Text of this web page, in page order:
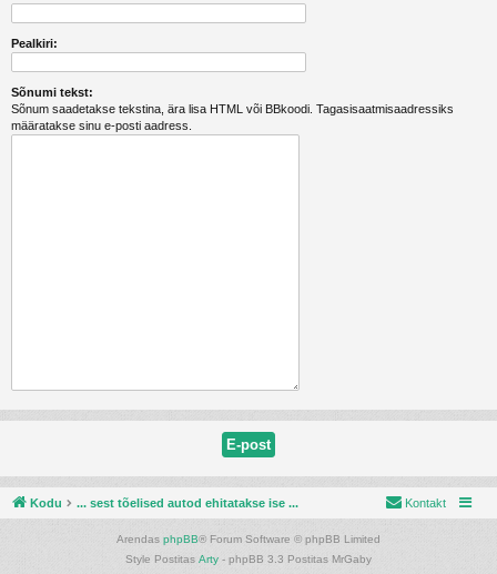
Pealkiri:
Sõnumi tekst:
Sõnum saadetakse tekstina, ära lisa HTML või BBkoodi. Tagasisaatmisaadressiks
määratakse sinu e-posti aadress.
Kodu ... sest tõelised autod ehitatakse ise ... Kontakt
Arendas phpBB® Forum Software © phpBB Limited
Style Postitas Arty - phpBB 3.3 Postitas MrGaby